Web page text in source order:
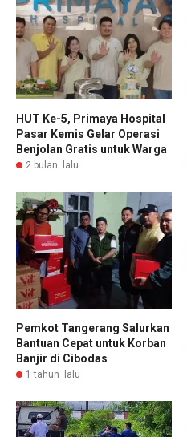
HUT Ke-5, Primaya Hospital
Pasar Kemis Gelar Operasi
Benjolan Gratis untuk Warga
2 bulan lalu
Pemkot Tangerang Salurkan
Bantuan Cepat untuk Korban
Banjir di Cibodas
1 tahun lalu